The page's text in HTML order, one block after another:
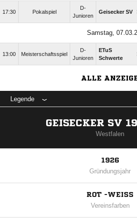
17:30 Pokalspiel
D-
Junioren
Geisecker SV
Samstag,
13:00 Meisterschaftsspiel
D-
Junioren
ETuS
Schwerte
ALLE
Legende
GEISECKER SV
Westfalen
1926
Gründungsjahr
ROT -WEISS
Vereinsfarben